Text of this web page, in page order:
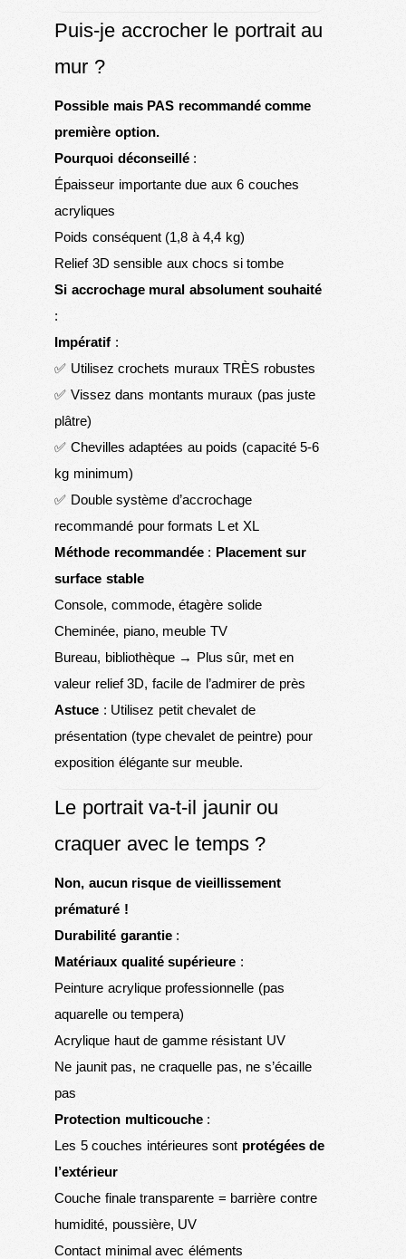
Puis-je accrocher le portrait au
mur ?
Possible mais PAS recommandé comme
première option.
Pourquoi déconseillé:
Épaisseur importante due aux 6 couches
acryliques
Poids conséquent (1,8 à 4,4 kg)
Relief 3D sensible aux chocs si tombe
Si accrochage mural absolument souhaité
:
Impératif :
✅ Utilisez crochets muraux TRÈS robustes
✅ Vissez dans montants muraux (pas juste
plâtre)
✅ Chevilles adaptées au poids (capacité 5-6
kg minimum)
✅ Double système d’accrochage
recommandé pour formats L et XL
Méthode recommandée: Placement sur
surface stable
Console, commode, étagère solide
Cheminée, piano, meuble TV
Bureau, bibliothèque → Plus sûr, met en
valeur relief 3D, facile de l’admirer de près
Astuce : Utilisez petit chevalet de
présentation (type chevalet de peintre) pour
exposition élégante sur meuble.
Le portrait va-t-il jaunir ou
craquer avec le temps ?
Non, aucun risque de vieillissement
prématuré !
Durabilité garantie:
Matériaux qualité supérieure :
Peinture acrylique professionnelle (pas
aquarelle ou tempera)
Acrylique haut de gamme résistant UV
Ne jaunit pas, ne craquelle pas, ne s’écaille
pas
Protection multicouche:
Les 5 couches intérieures sont protégées de
l’extérieur
Couche finale transparente = barrière contre
humidité, poussière, UV
Contact minimal avec éléments